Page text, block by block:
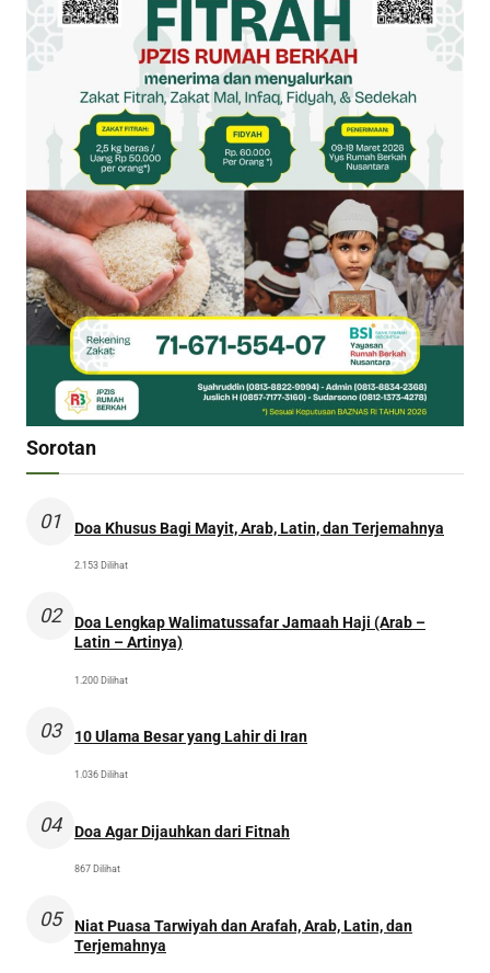
Sorotan
01 Doa Khusus Bagi Mayit, Arab, Latin, dan Terjemahnya
2.153 Dilihat
02
Doa Lengkap Walimatussafar Jamaah Haji (Arab –
Latin – Artinya)
1.200 Dilihat
03 10 Ulama Besar yang Lahir di Iran
1.036 Dilihat
04 Doa Agar Dijauhkan dari Fitnah
867 Dilihat
05
Niat Puasa Tarwiyah dan Arafah, Arab, Latin, dan
Terjemahnya